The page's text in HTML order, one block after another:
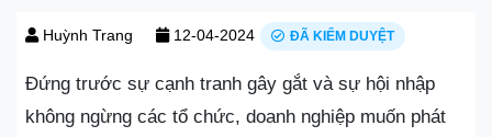
Huỳnh Trang 12-04-2024 ĐÃ KIỂM DUYỆT
Đứng trước sự cạnh tranh gây gắt và sự hội nhập
không ngừng các tổ chức, doanh nghiệp muốn phát